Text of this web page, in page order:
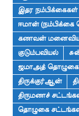
இதர நம்பிக்கைகள்
ஈமான்
கணவன்
குடும்பவியல்
ஜமாஅத் தொழுகை
திருக்குர்ஆன்
திருமணச்
தொழுகை